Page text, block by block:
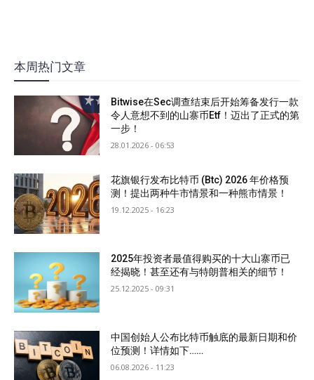
本周热门文章
Bitwise在Sec调查结束后开始筹备发行一款
令人意想不到的山寨币Etf！迈出了正式的第
一步！
28.01.2026 - 06:53
花旗银行发布比特币 (Btc) 2026 年价格预
测！提出两种牛市情景和一种熊市情景！
19.12.2025 - 16:23
2025年投资者最值得购买的十大山寨币已
经揭晓！甚至还有与特朗普相关的细节！
25.12.2025 - 09:31
中国创始人公布比特币触底的最新日期和价
位预测！详情如下……
06.08.2026 - 11:23